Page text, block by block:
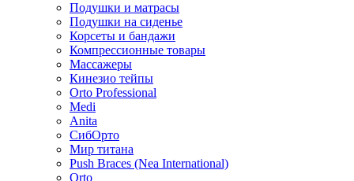
Подушки и матрасы
Подушки на сиденье
Корсеты и бандажи
Компрессионные товары
Массажеры
Кинезио тейпы
Orto Professional
Medi
Anita
СибОрто
Мир титана
Push Braces (Nea International)
Orto